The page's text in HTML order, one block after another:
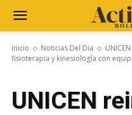
Inicio Noticias Del Dia
fisioterapia y kinesiología con
UNICEN